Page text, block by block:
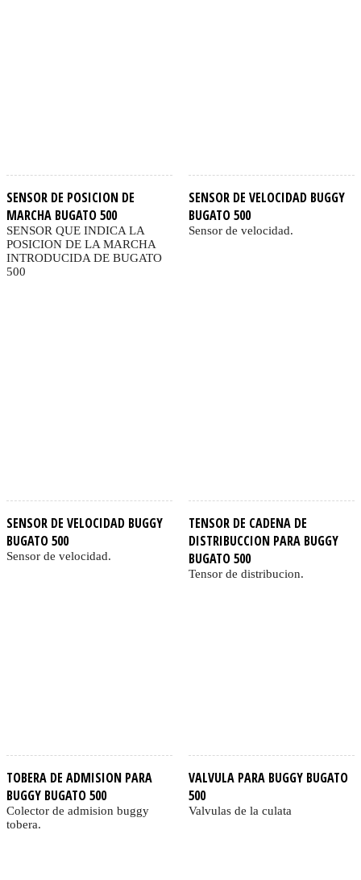
SENSOR DE POSICION DE
MARCHA BUGATO 500
SENSOR QUE INDICA LA
POSICION DE LA MARCHA
INTRODUCIDA DE BUGATO
500
SENSOR DE VELOCIDAD BUGGY
BUGATO 500
Sensor de velocidad.
SENSOR DE VELOCIDAD BUGGY
BUGATO 500
Sensor de velocidad.
TENSOR DE CADENA DE
DISTRIBUCCION PARA BUGGY
BUGATO 500
Tensor de distribucion.
TOBERA DE ADMISION PARA
BUGGY BUGATO 500
Colector de admision buggy
tobera.
VALVULA PARA BUGGY BUGATO
500
Valvulas de la culata